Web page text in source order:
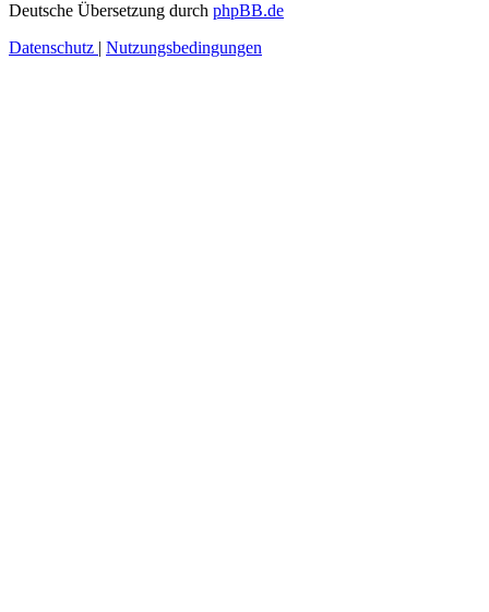
Deutsche Übersetzung durch phpBB.de
Datenschutz | Nutzungsbedingungen